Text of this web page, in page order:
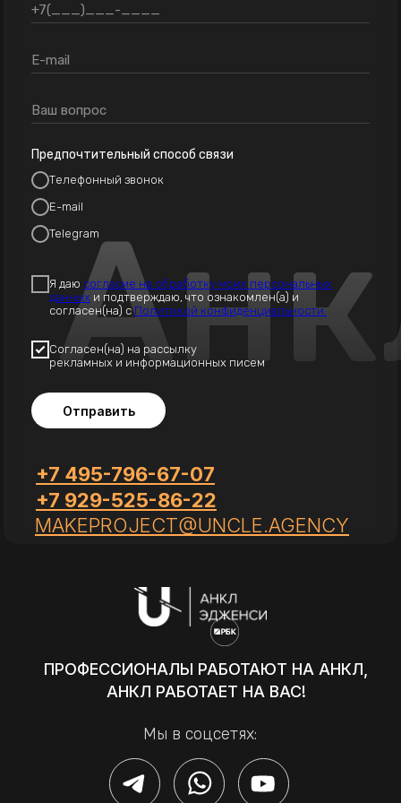
Предпочтительный способ связи
Телефонный звонок
E-mail
Telegram
Я даю согласие на обработку моих персональных
данных и подтверждаю, что ознакомлен(а) и
согласен(на) сПолитикой конфиденциальности.
Согласен(на) на рассылку
рекламных и информационных писем
Отправить
+7 929-525-86-22
+7 495-796-67-07
MAKEPROJECT@UNCLE.AGENCY
ПРОФЕССИОНАЛЫ РАБОТАЮТ НА АНКЛ,
АНКЛ РАБОТАЕТ НА ВАС!
Мы в соцсетях: